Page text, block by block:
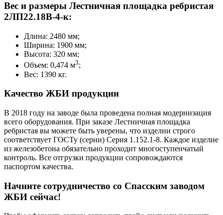
Вес и размеры Лестничная площадка ребристая
2ЛП22.18В-4-к:
Длина: 2480 мм;
Ширина: 1900 мм;
Высота: 320 мм;
Объем: 0,474 м3;
Вес: 1390 кг.
Качество ЖБИ продукции
В 2018 году на заводе была проведена полная модернизация
всего оборудования. При заказе Лестничная площадка
ребристая вы можете быть уверены, что изделии строго
соответствует ГОСТу (серии) Серия 1.152.1-8. Каждое изделие
из железобетона обязательно проходит многоступенчатый
контроль. Все отгрузки продукции сопровождаются
паспортом качества.
Начните сотрудничество со Cпасским заводом
ЖБИ сейчас!